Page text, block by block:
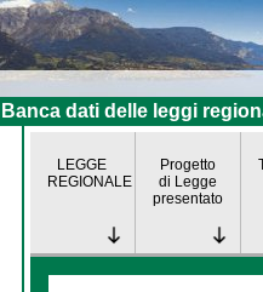
Banca dati delle leggi
LEGGE
REGIONALE
Progetto
di Legge
presentato